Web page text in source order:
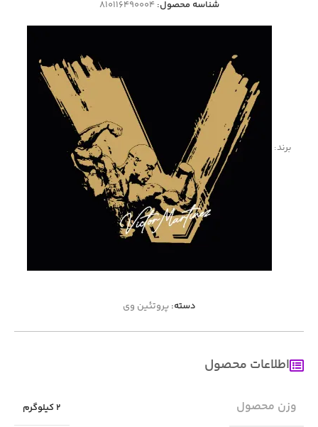
شناسه محصول:810116490004
برند:
دسته: پروتئین وی
اطلاعات محصول
وزن محصول 2 کیلوگرم